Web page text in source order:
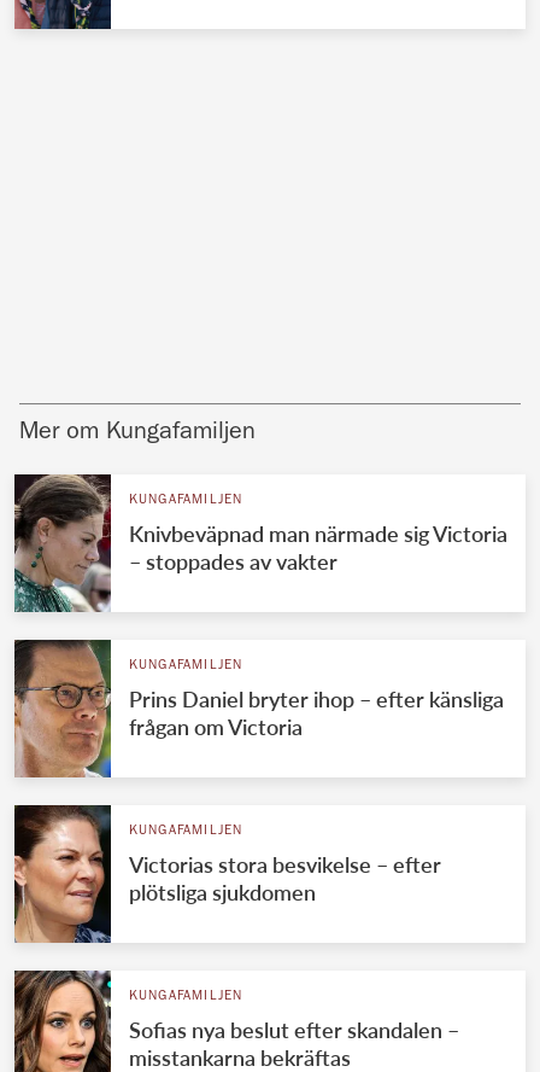
Mer om Kungafamiljen
KUNGAFAMILJEN
Knivbeväpnad man närmade sig Victoria
– stoppades av vakter
KUNGAFAMILJEN
Prins Daniel bryter ihop – efter känsliga
frågan om Victoria
KUNGAFAMILJEN
Victorias stora besvikelse – efter
plötsliga sjukdomen
KUNGAFAMILJEN
Sofias nya beslut efter skandalen –
misstankarna bekräftas